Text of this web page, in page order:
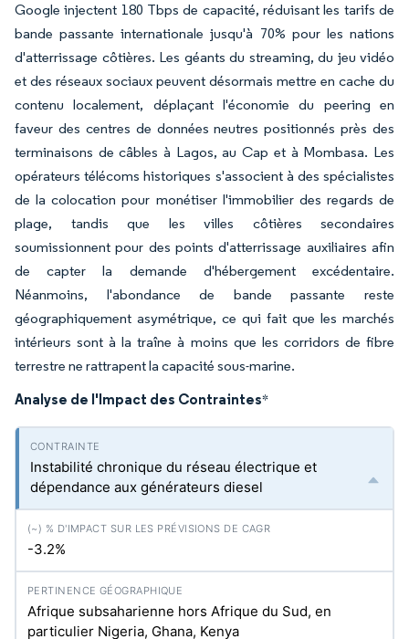
Google injectent 180 Tbps de capacité, réduisant les tarifs de
bande passante internationale jusqu'à 70% pour les nations
d'atterrissage côtières. Les géants du streaming, du jeu vidéo
et des réseaux sociaux peuvent désormais mettre en cache du
contenu localement, déplaçant l'économie du peering en
faveur des centres de données neutres positionnés près des
terminaisons de câbles à Lagos, au Cap et à Mombasa. Les
opérateurs télécoms historiques s'associent à des spécialistes
de la colocation pour monétiser l'immobilier des regards de
plage, tandis que les villes côtières secondaires
soumissionnent pour des points d'atterrissage auxiliaires afin
de capter la demande d'hébergement excédentaire.
Néanmoins, l'abondance de bande passante reste
géographiquement asymétrique, ce qui fait que les marchés
intérieurs sont à la traîne à moins que les corridors de fibre
terrestre ne rattrapent la capacité sous-marine.
Analyse de l'Impact des Contraintes*
Instabilité chronique du réseau électrique et
dépendance aux générateurs diesel
-3.2%
Afrique subsaharienne hors Afrique du Sud, en
particulier Nigeria, Ghana, Kenya